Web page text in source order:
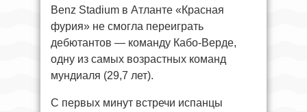
Benz Stadium в Атланте «Красная
фурия» не смогла переиграть
дебютантов — команду Кабо-Верде,
одну из самых возрастных команд
мундиаля (29,7 лет).
С первых минут встречи испанцы